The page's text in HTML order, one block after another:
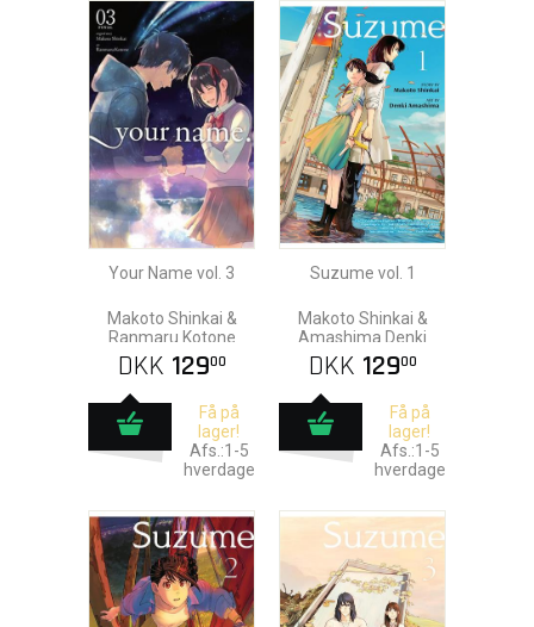
Your Name vol. 3
Makoto Shinkai &
Ranmaru Kotone
DKK 12900
Få på
lager!
Afs.:1-5
hverdage
Suzume vol. 1
Makoto Shinkai &
Amashima Denki
DKK 12900
Få på
lager!
Afs.:1-5
hverdage